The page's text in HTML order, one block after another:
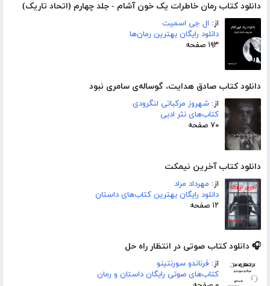
دانلود کتاب رمان خاطرات یک خون آشام - جلد چهارم (اتحاد تاریک)
از: ال جی اسمیت
دانلود رایگان بهترین رمان‌ها
۱۹۳ صفحه
دانلود کتاب صادق هدایت، گوساله‌ی سامری نبود
از: شهروز مرکباتی لنگرودی
کتاب‌های نثر ادبی
۷۰ صفحه
دانلود کتاب آخرین نیمکت
از: مهرداد مراد
دانلود رایگان بهترین کتاب‌های داستان
۱۲ صفحه
🎧 دانلود کتاب صوتی در انتظار راه حل
از: فرناندو سورنتینو
کتاب‌های صوتی رایگان داستان و رمان